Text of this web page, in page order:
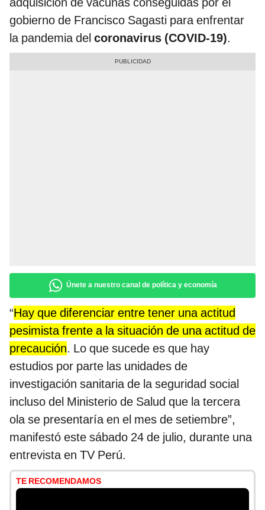
gobierno de Francisco Sagasti para enfrentar
la pandemia del coronavirus (COVID-19).
Únete a nuestro canal de política y economía
“Hay que diferenciar entre tener una actitud
pesimista frente a la situación de una actitud de
precaución. Lo que sucede es que hay
estudios por parte las unidades de
investigación sanitaria de la seguridad social
incluso del Ministerio de Salud que la tercera
ola se presentaría en el mes de setiembre”,
manifestó este sábado 24 de julio, durante una
entrevista en TV Perú.
TE RECOMENDAMOS